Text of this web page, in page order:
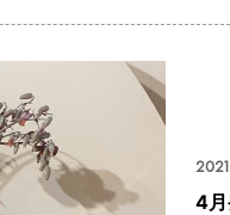
4月